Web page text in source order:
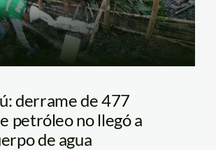
derrame de 477
petróleo no llegó a
de agua